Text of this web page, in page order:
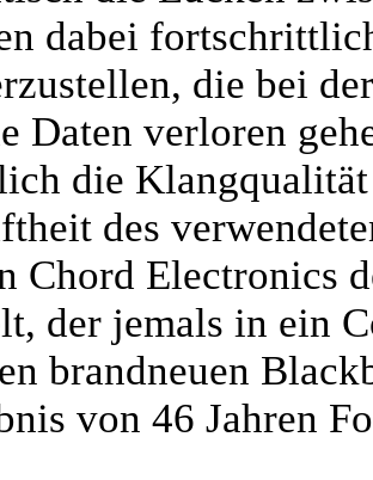
dabei
die bei
Daten verloren
die
des
Chord Electronics
der jemals in ein
brandneuen
von 46 Jahren